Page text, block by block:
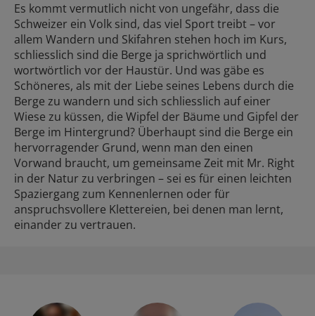
Es kommt vermutlich nicht von ungefähr, dass die
Schweizer ein Volk sind, das viel Sport treibt – vor
allem Wandern und Skifahren stehen hoch im Kurs,
schliesslich sind die Berge ja sprichwörtlich und
wortwörtlich vor der Haustür. Und was gäbe es
Schöneres, als mit der Liebe seines Lebens durch die
Berge zu wandern und sich schliesslich auf einer
Wiese zu küssen, die Wipfel der Bäume und Gipfel der
Berge im Hintergrund? Überhaupt sind die Berge ein
hervorragender Grund, wenn man den einen
Vorwand braucht, um gemeinsame Zeit mit Mr. Right
in der Natur zu verbringen – sei es für einen leichten
Spaziergang zum Kennenlernen oder für
anspruchsvollere Klettereien, bei denen man lernt,
einander zu vertrauen.